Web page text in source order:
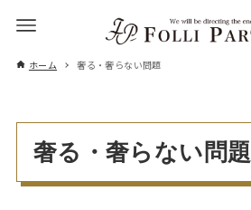
ホーム 奢る・奢らない問題
奢る・奢らない問題